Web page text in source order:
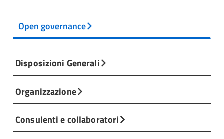
Open governance
Disposizioni Generali
Organizzazione
Consulenti e collaboratori